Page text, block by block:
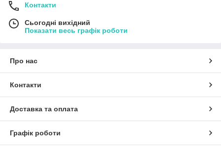
Контакти
Сьогодні вихідний
Показати весь графік роботи
Про нас
Контакти
Доставка та оплата
Графік роботи